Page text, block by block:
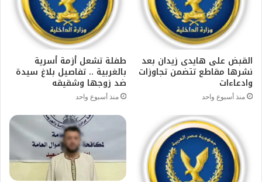
القبض على هايدى زيدان بعد
نشرها مقاطع تتضمن تجاوزات
وادعاءات
منذ أسبوع واحد
طفلة تشعل أزمة أسرية
بالغربية .. تفاصيل بلاغ سيدة
ضد زوجها وشقيقه
منذ أسبوع واحد